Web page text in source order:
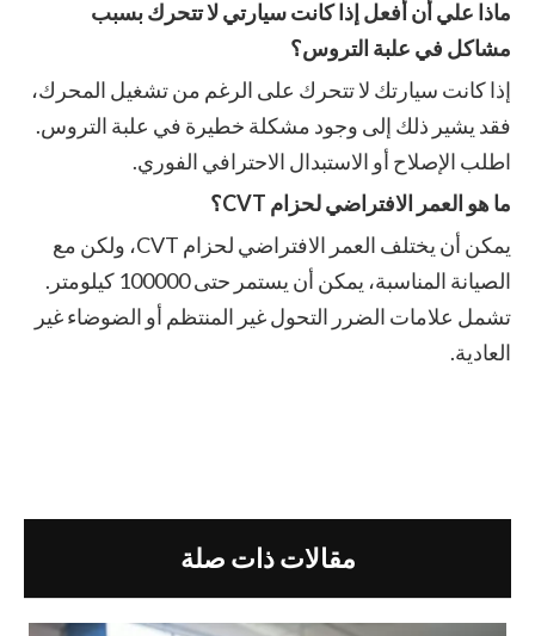
ماذا علي أن أفعل إذا كانت سيارتي لا تتحرك بسبب
مشاكل في علبة التروس؟
إذا كانت سيارتك لا تتحرك على الرغم من تشغيل المحرك،
فقد يشير ذلك إلى وجود مشكلة خطيرة في علبة التروس.
اطلب الإصلاح أو الاستبدال الاحترافي الفوري.
ما هو العمر الافتراضي لحزام CVT؟
يمكن أن يختلف العمر الافتراضي لحزام CVT، ولكن مع
الصيانة المناسبة، يمكن أن يستمر حتى 100000 كيلومتر.
تشمل علامات الضرر التحول غير المنتظم أو الضوضاء غير
العادية.
مقالات ذات صلة